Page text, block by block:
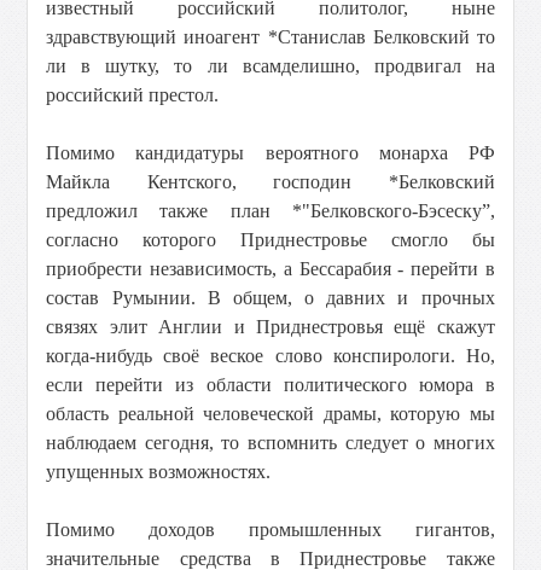
известный российский политолог, ныне
здравствующий иноагент *Станислав Белковский то
ли в шутку, то ли всамделишно, продвигал на
российский престол.
Помимо кандидатуры вероятного монарха РФ
Майкла Кентского, господин *Белковский
предложил также план *"Белковского-Бэсеску”,
согласно которого Приднестровье смогло бы
приобрести независимость, а Бессарабия - перейти в
состав Румынии. В общем, о давних и прочных
связях элит Англии и Приднестровья ещё скажут
когда-нибудь своё веское слово конспирологи. Но,
если перейти из области политического юмора в
область реальной человеческой драмы, которую мы
наблюдаем сегодня, то вспомнить следует о многих
упущенных возможностях.
Помимо доходов промышленных гигантов,
значительные средства в Приднестровье также